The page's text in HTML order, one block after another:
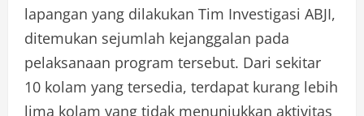
lapangan yang dilakukan Tim Investigasi ABJI,
ditemukan sejumlah kejanggalan pada
pelaksanaan program tersebut. Dari sekitar
10 kolam yang tersedia, terdapat kurang lebih
lima kolam yang tidak menunjukkan aktivitas